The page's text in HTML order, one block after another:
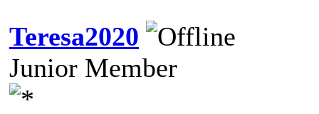
Teresa2020
Junior Member